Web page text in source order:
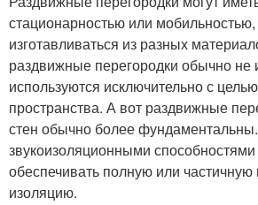
стационарностью или
изготавливаться из разных
раздвижные перегородки обычно
используются исключительно с
пространства. А вот раздвижные
стен обычно более
звукоизоляционными способностями
обеспечивать полную или
изоляцию.